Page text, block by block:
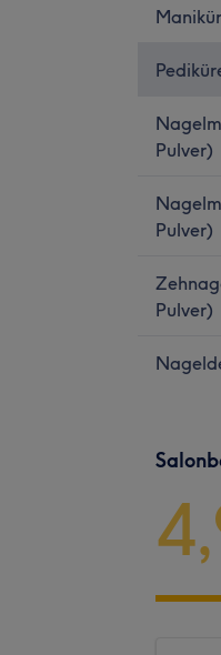
Pulver)
Pulver)
Pulver)